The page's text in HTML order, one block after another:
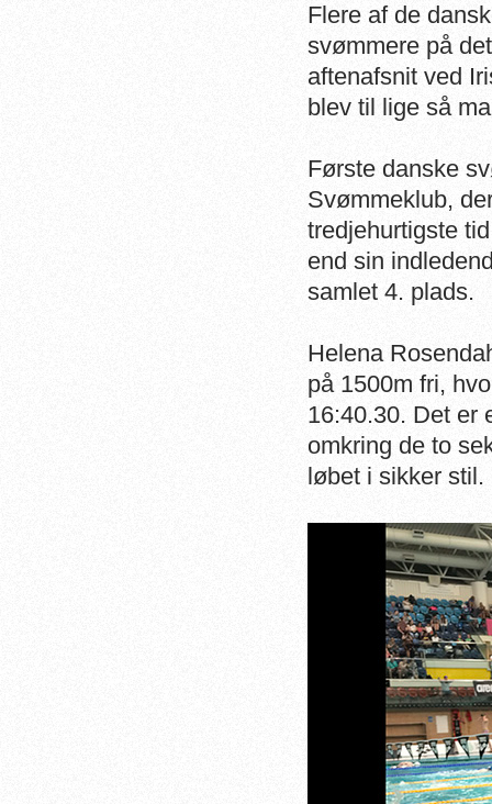
Flere af de
svømmere på
aftenafsnit ved
blev til lige så
Første danske
Svømmeklub,
tredjehurtigste
end sin
samlet 4. plads.
Helena
på 1500m fri,
16:40.30. Det er
omkring de to
løbet i sikker stil.